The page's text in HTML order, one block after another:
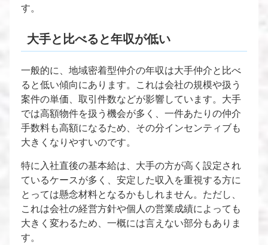
す。
大手と比べると年収が低い
一般的に、地域密着型仲介の年収は大手仲介と比べ
ると低い傾向にあります。これは会社の規模や扱う
案件の単価、取引件数などが影響しています。大手
では高額物件を扱う機会が多く、一件あたりの仲介
手数料も高額になるため、その分インセンティブも
大きくなりやすいのです。
特に入社直後の基本給は、大手の方が高く設定され
ているケースが多く、安定した収入を重視する方に
とっては懸念材料となるかもしれません。ただし、
これは会社の経営方針や個人の営業成績によっても
大きく変わるため、一概には言えない部分もありま
す。